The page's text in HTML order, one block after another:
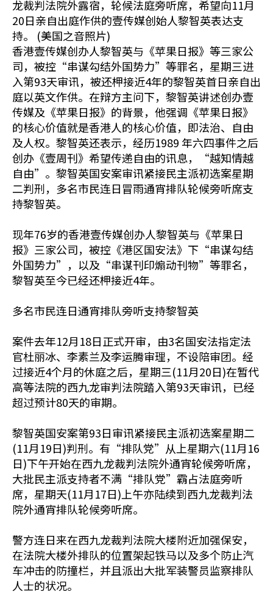
龙裁判法院外露宿，轮候法庭旁听席，希望向11月
20日亲自出庭作供的壹传媒创始人黎智英表达支
持。 (美国之音照片)
香港壹传媒创办人黎智英与《苹果日报》等三家公
司，被控“串谋勾结外国势力”等罪名，星期三进
入第93天审讯，被还柙接近4年的黎智英首日亲自出
庭以英文作供。在辩方主问下，黎智英讲述创办壹
传媒及《苹果日报》的背景，他强调《苹果日报》
的核心价值就是香港人的核心价值，即法治、自由
及人权。黎智英还表示，经历1989 年六四事件之后
创办《壹周刊》希望传递自由的讯息，“越知情越
自由”。黎智英国安案审讯紧接民主派初选案星期
二判刑，多名市民连日冒雨通宵排队轮候旁听席支
持黎智英。
现年76岁的香港壹传媒创办人黎智英与《苹果日
报》三家公司，被控《港区国安法》下“串谋勾结
外国势力”，以及“串谋刊印煽动刊物”等罪名，
黎智英至今已经还柙接近4年。
多名市民连日通宵排队旁听支持黎智英
案件去年12月18日正式开审，由3名国安法指定法
官杜丽冰、李素兰及李运腾审理，不设陪审团。经
过接近4个月的休庭之后，星期三(11月20日)在暂代
高等法院的西九龙审判法院踏入第93天审讯，已经
超过预计80天的审期。
黎智英国安案第93日审讯紧接民主派初选案星期二
(11月19日)判刑。有“排队党”从上星期六(11月16
日)下午开始在西九龙裁判法院外通宵轮候旁听席，
大批民主派支持者不满“排队党”霸占法庭旁听
席，星期天(11月17日)上午亦陆续到西九龙裁判法
院外通宵排队轮候旁听席。
警方连日来在西九龙裁判法院大楼附近加强保安，
在法院大楼外排队的位置架起铁马以及多个防止汽
车冲击的防撞栏，并且派出大批军装警员监察排队
人士的状况。